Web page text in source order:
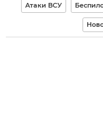
Атаки ВСУ